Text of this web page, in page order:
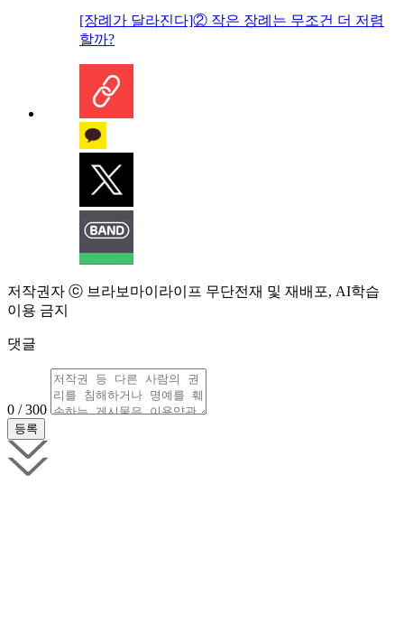
[장례가 달라진다]② 작은 장례는 무조건 더 저렴
할까?
저작권자 ⓒ 브라보마이라이프 무단전재 및 재배포, AI학습
이용 금지
댓글
0 / 300